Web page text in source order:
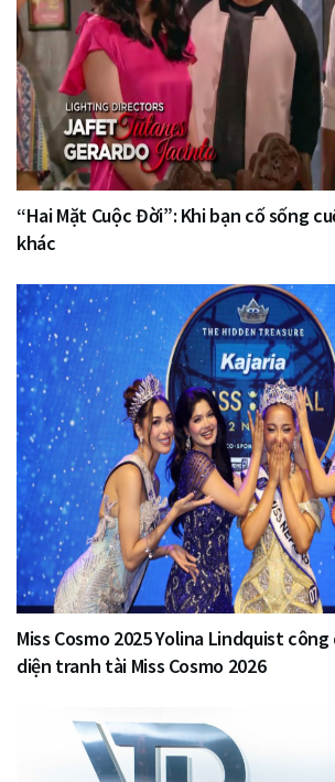
“Hai Mặt Cuộc Đời”: Khi bạn cố sống
khác
Miss Cosmo 2025 Yolina Lindquist
diện tranh tài Miss Cosmo 2026